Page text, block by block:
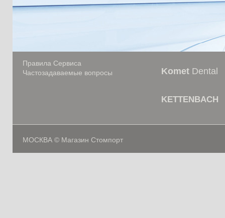
Правила Сервиса
Частозадаваемые вопросы
Komet Dental
KETTENBACH
МОСКВА © Магазин Стомпорт